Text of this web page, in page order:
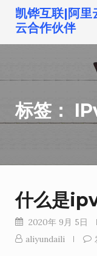
到
凯铧互联|阿里
云合作伙伴
标签：
什么是
2020年 9月 5日
aliyundaili